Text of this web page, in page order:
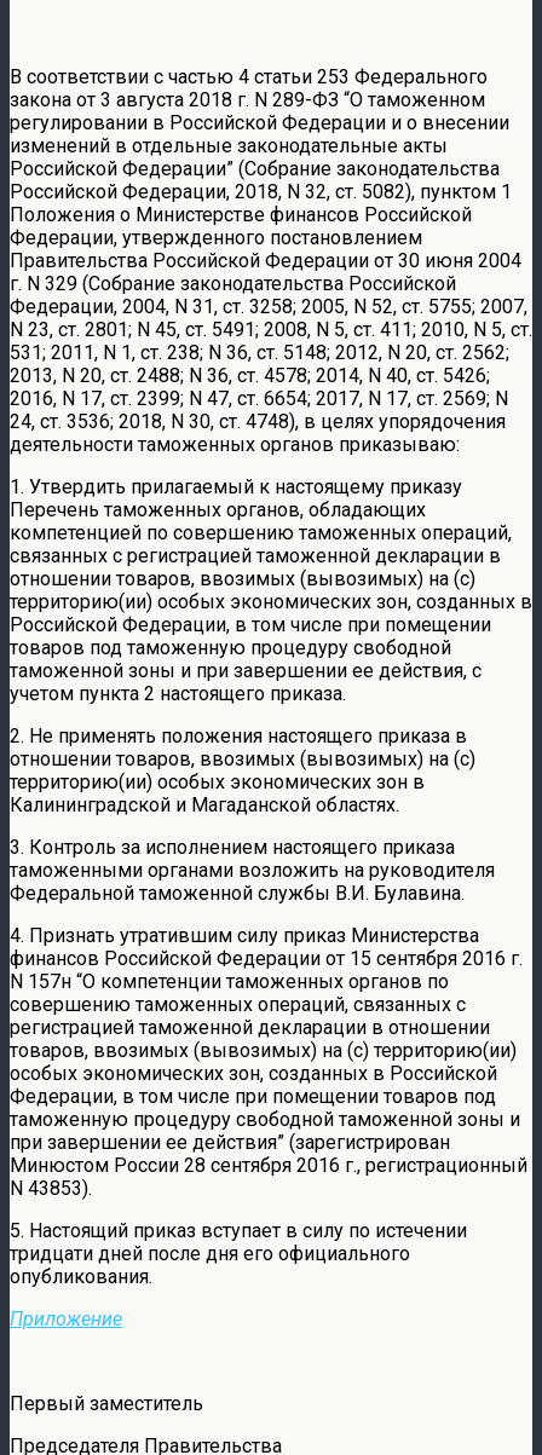
В соответствии с частью 4 статьи 253 Федерального
закона от 3 августа 2018 г. N 289-ФЗ “О таможенном
регулировании в Российской Федерации и о внесении
изменений в отдельные законодательные акты
Российской Федерации” (Собрание законодательства
Российской Федерации, 2018, N 32, ст. 5082), пунктом 1
Положения о Министерстве финансов Российской
Федерации, утвержденного постановлением
Правительства Российской Федерации от 30 июня 2004
г. N 329 (Собрание законодательства Российской
Федерации, 2004, N 31, ст. 3258; 2005, N 52, ст. 5755; 2007,
N 23, ст. 2801; N 45, ст. 5491; 2008, N 5, ст. 411; 2010, N 5, ст.
531; 2011, N 1, ст. 238; N 36, ст. 5148; 2012, N 20, ст. 2562;
2013, N 20, ст. 2488; N 36, ст. 4578; 2014, N 40, ст. 5426;
2016, N 17, ст. 2399; N 47, ст. 6654; 2017, N 17, ст. 2569; N
24, ст. 3536; 2018, N 30, ст. 4748), в целях упорядочения
деятельности таможенных органов приказываю:
1. Утвердить прилагаемый к настоящему приказу
Перечень таможенных органов, обладающих
компетенцией по совершению таможенных операций,
связанных с регистрацией таможенной декларации в
отношении товаров, ввозимых (вывозимых) на (с)
территорию(ии) особых экономических зон, созданных в
Российской Федерации, в том числе при помещении
товаров под таможенную процедуру свободной
таможенной зоны и при завершении ее действия, с
учетом пункта 2 настоящего приказа.
2. Не применять положения настоящего приказа в
отношении товаров, ввозимых (вывозимых) на (с)
территорию(ии) особых экономических зон в
Калининградской и Магаданской областях.
3. Контроль за исполнением настоящего приказа
таможенными органами возложить на руководителя
Федеральной таможенной службы В.И. Булавина.
4. Признать утратившим силу приказ Министерства
финансов Российской Федерации от 15 сентября 2016 г.
N 157н “О компетенции таможенных органов по
совершению таможенных операций, связанных с
регистрацией таможенной декларации в отношении
товаров, ввозимых (вывозимых) на (с) территорию(ии)
особых экономических зон, созданных в Российской
Федерации, в том числе при помещении товаров под
таможенную процедуру свободной таможенной зоны и
при завершении ее действия” (зарегистрирован
Минюстом России 28 сентября 2016 г., регистрационный
N 43853).
5. Настоящий приказ вступает в силу по истечении
тридцати дней после дня его официального
опубликования.
Приложение
Первый заместитель
Председателя Правительства